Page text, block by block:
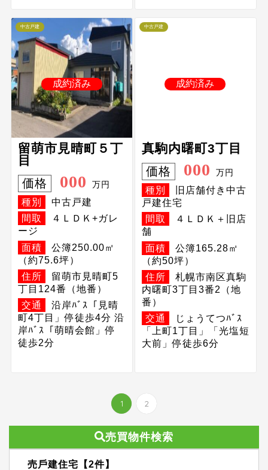
売買物件検索
売⼾建住宅【2件】
成約済み
中古戸建
留萌市見晴町５丁
目
価格 000 万円
種別
中古戸建
間取
４ＬＤＫ+ガレ
ージ
面積
公簿250.00㎡
（約75.6坪）
住所
留萌市見晴町5
丁目124番（地番）
交通
沿岸ﾊﾞｽ「見晴
町4丁目」停徒歩4分 沿
岸ﾊﾞｽ「萌晴会館」停
徒歩2分
成約済み
中古戸建
真駒内曙町3丁目
価格 000 万円
種別
旧店舗付き中古
戸建住宅
間取
４ＬＤＫ＋旧店
舗
面積
公簿165.28㎡
（約50坪）
住所
札幌市南区真駒
内曙町3丁目3番2（地
番）
交通
じょうてつﾊﾞｽ
「上町1丁目」「光塩短
大前」停徒歩6分
1 2